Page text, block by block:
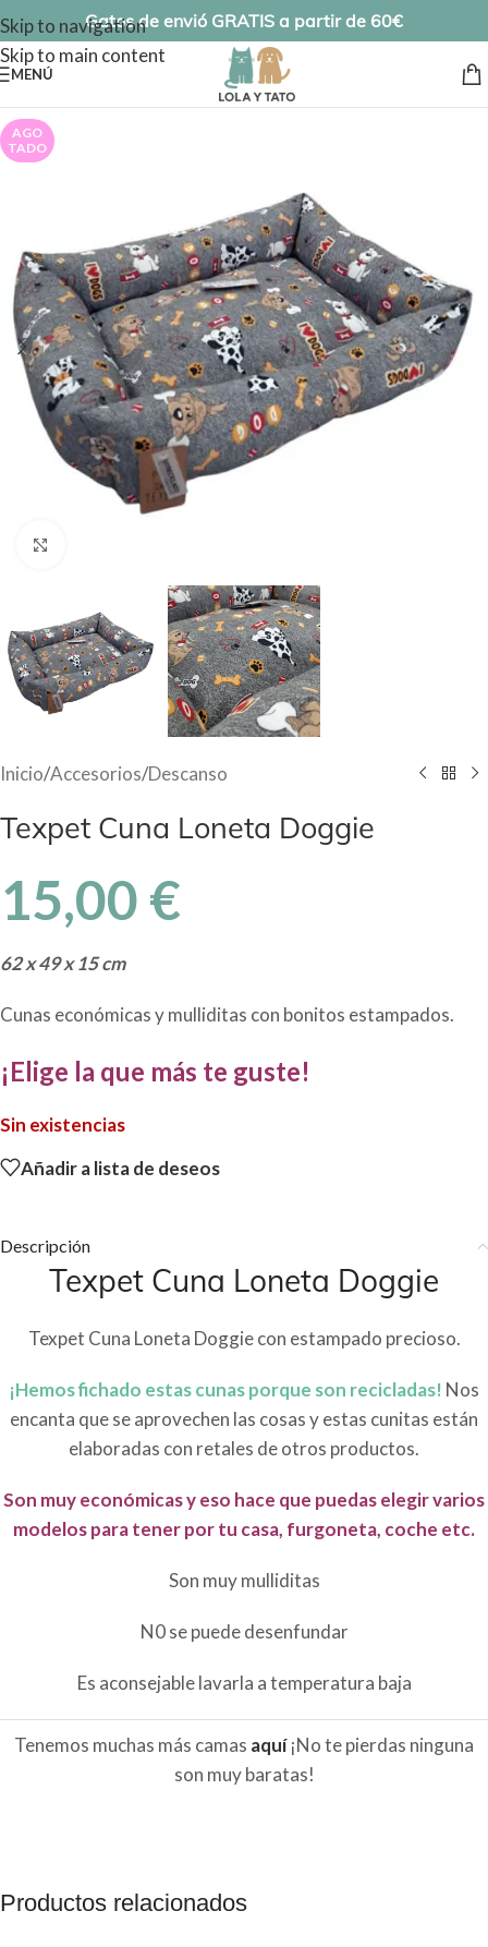
Skip to navigation
Skip to main content
Gatos de envió GRATIS a partir de 60€
MENÚ
AGO
TADO
Inicio/Accesorios/Descanso
Texpet Cuna Loneta Doggie
15,00 €
62 x 49 x 15 cm
Cunas económicas y mulliditas con bonitos estampados.
¡Elige la que más te guste!
Sin existencias
Añadir a lista de deseos
Descripción
Texpet Cuna Loneta Doggie
Texpet Cuna Loneta Doggie con estampado precioso.
¡Hemos fichado estas cunas porque son recicladas! Nos
encanta que se aprovechen las cosas y estas cunitas están
elaboradas con retales de otros productos.
Son muy económicas y eso hace que puedas elegir varios
modelos para tener por tu casa, furgoneta, coche etc.
Son muy mulliditas
N0 se puede desenfundar
Es aconsejable lavarla a temperatura baja
Tenemos muchas más camas aquí ¡No te pierdas ninguna
son muy baratas!
Productos relacionados